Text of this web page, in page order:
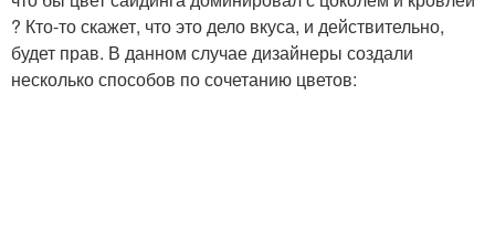
? Кто-то скажет, что это дело вкуса, и действительно,
будет прав. В данном случае дизайнеры создали
несколько способов по сочетанию цветов: